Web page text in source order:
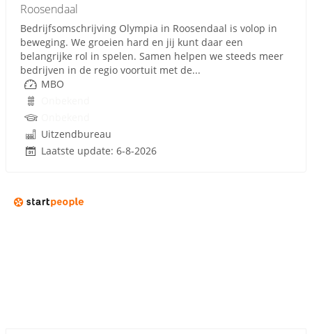
Roosendaal
Bedrijfsomschrijving Olympia in Roosendaal is volop in
beweging. We groeien hard en jij kunt daar een
belangrijke rol in spelen. Samen helpen we steeds meer
bedrijven in de regio voortuit met de...
MBO
Uitzendbureau
Laatste update: 6-8-2026